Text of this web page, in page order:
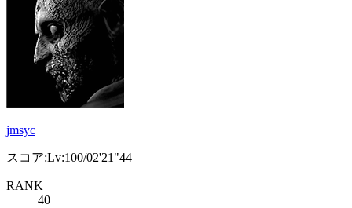
jmsyc
スコア:Lv:100/02'21"44
RANK
40